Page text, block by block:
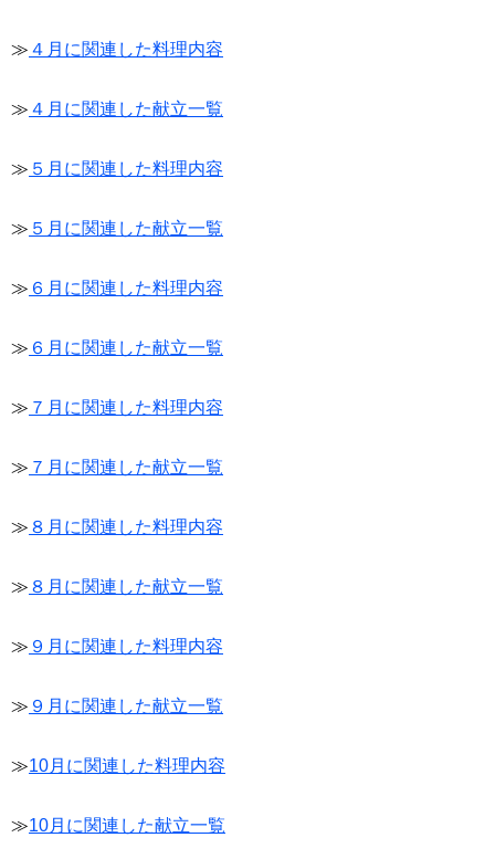
≫ ４月に関連した料理内容
≫ ４月に関連した献立一覧
≫ ５月に関連した料理内容
≫ ５月に関連した献立一覧
≫ ６月に関連した料理内容
≫ ６月に関連した献立一覧
≫ ７月に関連した料理内容
≫ ７月に関連した献立一覧
≫ ８月に関連した料理内容
≫ ８月に関連した献立一覧
≫ ９月に関連した料理内容
≫ ９月に関連した献立一覧
≫10月に関連した料理内容
≫10月に関連した献立一覧